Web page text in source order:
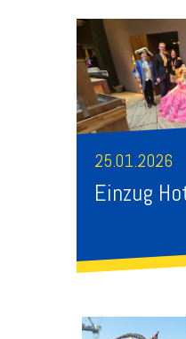
25.01.2026
Einzug